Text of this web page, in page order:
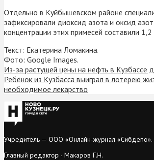
Отдельно в Куйбышевском районе
зафиксировали диоксид азота и оксид
концентрации этих примесей составили
Текст: Екатерина Ломакина.
Фото: Google Images.
Из-за растущей цены на нефть в Кузбассе
Ребёнок из Кузбасса выиграл в лотерею
необходимое лекарство
Учредитель — ООО «Онлайн-журнал «Сибдепо».
Главный редактор - Макаров Г.Н.